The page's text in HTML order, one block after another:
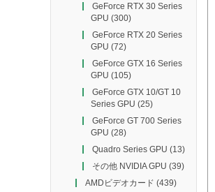
GeForce RTX 30 Series
GPU (300)
GeForce RTX 20 Series
GPU (72)
GeForce GTX 16 Series
GPU (105)
GeForce GTX 10/GT 10
Series GPU (25)
GeForce GT 700 Series
GPU (28)
Quadro Series GPU (13)
その他 NVIDIA GPU (39)
AMDビデオカード (439)